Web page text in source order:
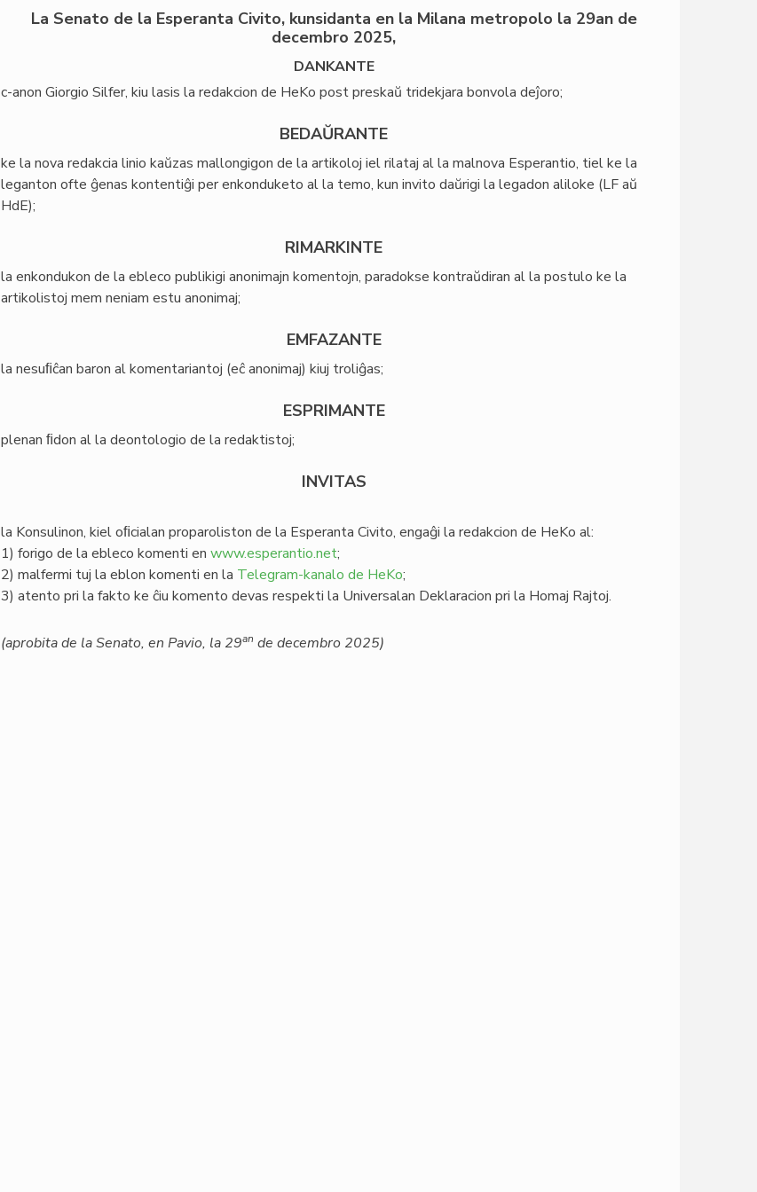
La Senato de la Esperanta Civito, kunsidanta en la Milana metropolo la 29an de
decembro 2025,
DANKANTE
c-anon Giorgio Silfer, kiu lasis la redakcion de HeKo post preskaŭ tridekjara bonvola deĵoro;
BEDAŬRANTE
ke la nova redakcia linio kaŭzas mallongigon de la artikoloj iel rilataj al la malnova Esperantio, tiel ke la
leganton ofte ĝenas kontentiĝi per enkonduketo al la temo, kun invito daŭrigi la legadon aliloke (LF aŭ
HdE);
RIMARKINTE
la enkondukon de la ebleco publikigi anonimajn komentojn, paradokse kontraŭdiran al la postulo ke la
artikolistoj mem neniam estu anonimaj;
EMFAZANTE
la nesuﬁĉan baron al komentariantoj (eĉ anonimaj) kiuj troliĝas;
ESPRIMANTE
plenan ﬁdon al la deontologio de la redaktistoj;
INVITAS
la Konsulinon, kiel oﬁcialan proparoliston de la Esperanta Civito, engaĝi la redakcion de HeKo al:
1) forigo de la ebleco komenti en www.esperantio.net;
2) malfermi tuj la eblon komenti en la Telegram-kanalo de HeKo;
3) atento pri la fakto ke ĉiu komento devas respekti la Universalan Deklaracion pri la Homaj Rajtoj.
(aprobita de la Senato, en Pavio, la 29an de decembro 2025)